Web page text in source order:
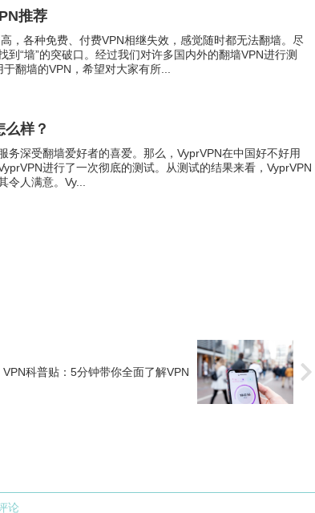
推荐
，各种免费、付费VPN相继失效，感觉随时都无法翻墙。尽
“墙”的突破口。经过我们对许多国内外的翻墙VPN进行测
翻墙的VPN，希望对大家有所...
样？
务深受翻墙爱好者的喜爱。那么，VyprVPN在中国好不好用
进行了一次彻底的测试。从测试的结果来看，VyprVPN
令人满意。Vy...
VPN科普贴：5分钟带你全面了解VPN
论